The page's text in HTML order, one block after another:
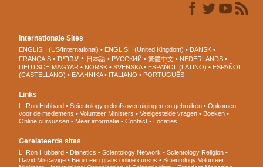
Internationale Sites
ENGLISH (US/International) ENGLISH (United Kingdom)
DANSK
FRANÇAIS
עברית 日本語 РУССКИЙ 繁體中文
NEDERLANDS
DEUTSCH MAGYAR NORSK SVENSKA ESPAÑOL (LATINO)
ESPAÑOL
(CASTELLANO)
ΕΛΛΗΝΙΚA ITALIANO PORTUGUÊS
Links
L. Ron Hubbard Scientology geloofsovertuigingen en gebruiken
Opkomen
voor de medemens
Volunteer Ministers Veelgestelde vragen
Boeken
Online cursussen
Meer informatie Contact Locaties
Gerelateerde sites
L. Ron Hubbard Dianetics Scientology Network
Scientology Religion
David Miscavige
Begin een gratis online cursus
Scientology Volunteer